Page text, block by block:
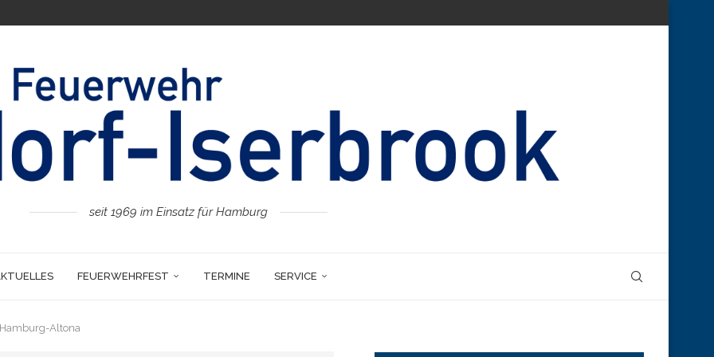
seit 1969 im Einsatz für Hamburg
FEUERWEHRFEST TERMINE SERVICE
Altona